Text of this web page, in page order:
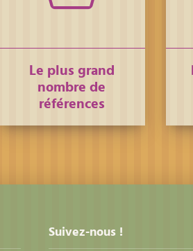
Le plus grand
nombre de
références
Suivez-nous !